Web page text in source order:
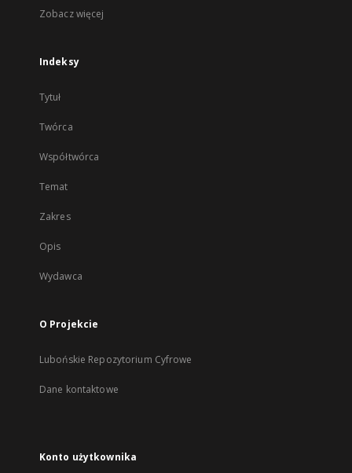
Zobacz więcej
Indeksy
Tytuł
Twórca
Współtwórca
Temat
Zakres
Opis
Wydawca
O Projekcie
Lubońskie Repozytorium Cyfrowe
Dane kontaktowe
Konto użytkownika